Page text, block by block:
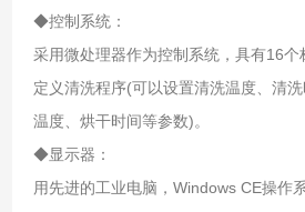
◆控制系统：
采用微处理器作为控制系统，具有16个
定义清洗程序(可以设置清洗温度、清
温度、烘干时间等参数)。
◆显示器：
用先进的工业电脑，Windows CE操作